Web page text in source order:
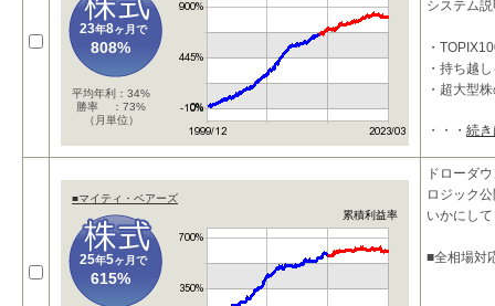
23年8ヶ月で
808%
平均年利：34%
勝率 ：73%
（月単位）
システム
・
・持ち越
・超大型
相場のト
・・・ 続
■マイティ・ベアーズ
累積利益率
25年5ヶ月で
615%
ドローダ
ロジック
いかにし
■全相場対